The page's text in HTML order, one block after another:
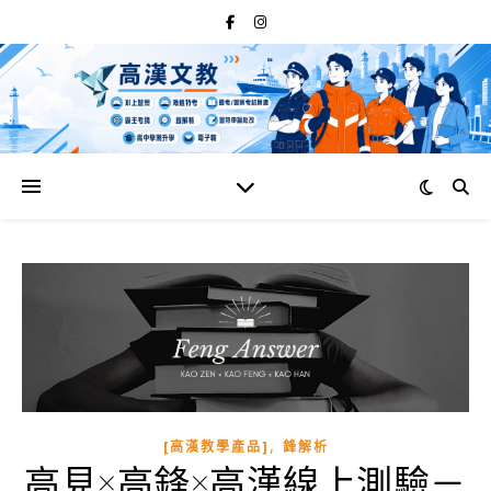
[高漢教學產品] , 鋒解析
高見×高鋒×高漢線上測驗－